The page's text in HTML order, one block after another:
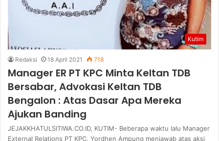
Kutim
Redaksi 18 April 2021 718
Manager ER PT KPC Minta Keltan TDB
Bersabar, Advokasi Keltan TDB
Bengalon : Atas Dasar Apa Mereka
Ajukan Banding
JEJAKKHATULSITIWA.CO.ID, KUTIM- Beberapa waktu lalu Manager
External Relations PT KPC, Yordhen Ampung menjawab atas aksi